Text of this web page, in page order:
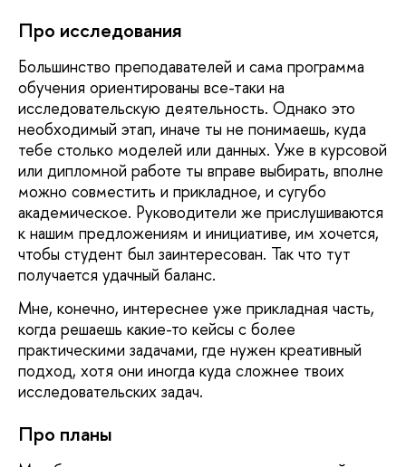
Про исследования
Большинство преподавателей и сама программа
обучения ориентированы все-таки на
исследовательскую деятельность. Однако это
необходимый этап, иначе ты не понимаешь, куда
тебе столько моделей или данных. Уже в курсовой
или дипломной работе ты вправе выбирать, вполне
можно совместить и прикладное, и сугубо
академическое. Руководители же прислушиваются
к нашим предложениям и инициативе, им хочется,
чтобы студент был заинтересован. Так что тут
получается удачный баланс.
Мне, конечно, интереснее уже прикладная часть,
когда решаешь какие-то кейсы с более
практическими задачами, где нужен креативный
подход, хотя они иногда куда сложнее твоих
исследовательских задач.
Про планы